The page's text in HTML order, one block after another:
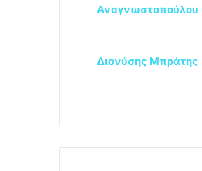
Αναγνωστοπούλου
Διονύσης Μπράτης